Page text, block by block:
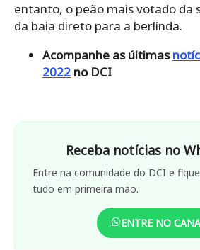
entanto, o peão mais votado da
da baia direto para a berlinda.
Acompanhe as últimas
2022 no DCI
Receba notícias no
Entre na comunidade do DCI e
tudo em primeira mão.
ENTRE NO